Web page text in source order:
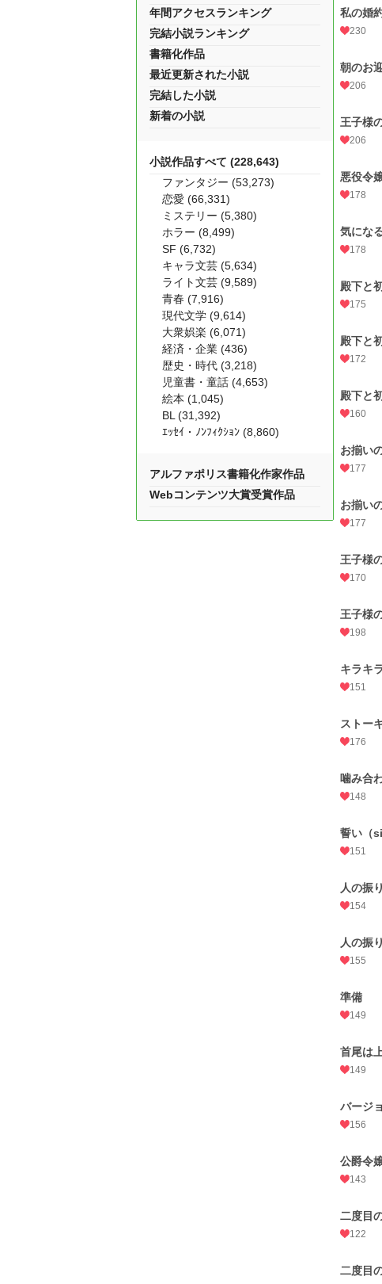
私の婚
230
朝のお
206
王子様
206
悪役令
178
気にな
178
殿下と
175
殿下と
172
殿下と
160
お揃い
177
お揃い
177
王子様
170
王子様
198
キラキ
151
ストー
176
噛み合
148
誓い（
151
人の振
154
人の振
155
準備
149
首尾は
149
バージ
156
公爵令
143
二度目
122
二度目
年間アクセスランキング
完結小説ランキング
書籍化作品
最近更新された小説
完結した小説
新着の小説
小説作品すべて (228,643)
ファンタジー (53,273)
恋愛 (66,331)
ミステリー (5,380)
ホラー (8,499)
SF (6,732)
キャラ文芸 (5,634)
ライト文芸 (9,589)
青春 (7,916)
現代文学 (9,614)
大衆娯楽 (6,071)
経済・企業 (436)
歴史・時代 (3,218)
児童書・童話 (4,653)
絵本 (1,045)
BL (31,392)
ｴｯｾｲ・ﾉﾝﾌｨｸｼｮﾝ (8,860)
アルファポリス書籍化作家作品
Webコンテンツ大賞受賞作品